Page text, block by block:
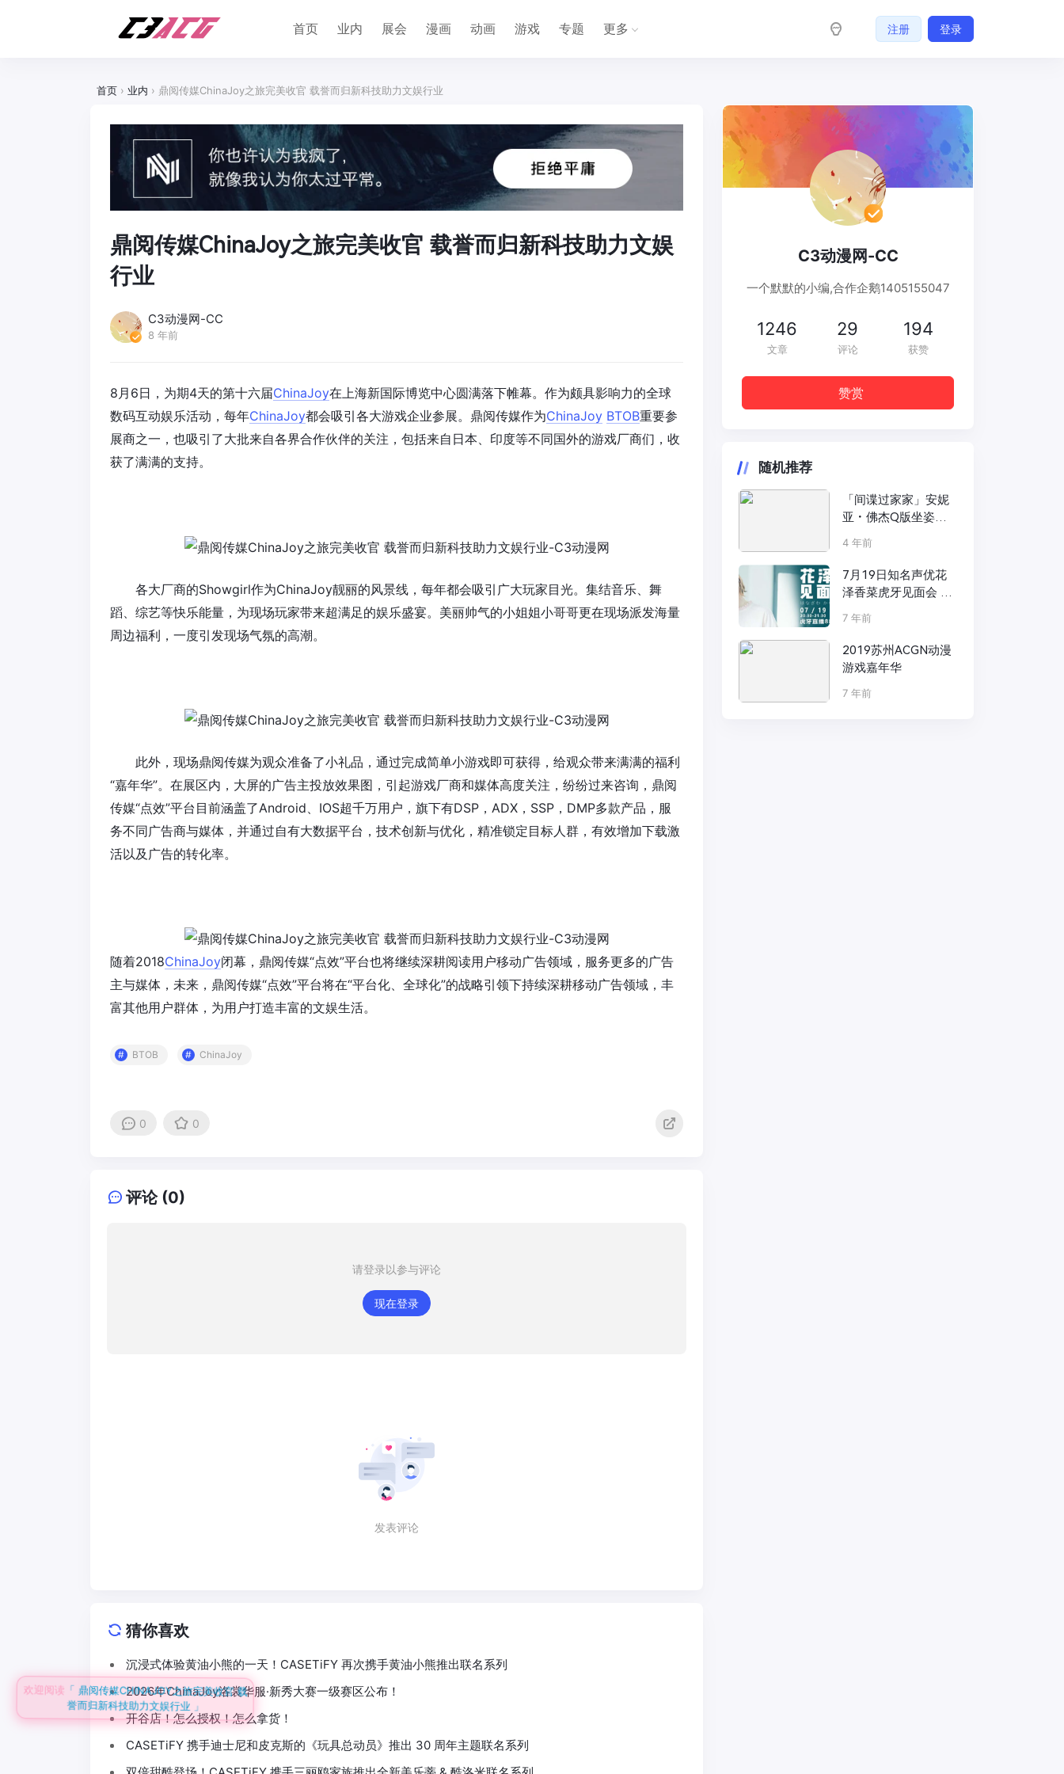
首页 业内 展会 漫画 动画 游戏 专题 更多 注册 登录
首页 › 业内 › 鼎阅传媒ChinaJoy之旅完美收官 载誉而归新科技助力文娱行业
鼎阅传媒ChinaJoy之旅完美收官 载誉而归新科技助力文娱
行业
C3动漫网-CC
8 年前
8月6日，为期4天的第十六届ChinaJoy在上海新国际博览中心圆满落下帷幕。作为颇具影响力的全球
数码互动娱乐活动，每年ChinaJoy都会吸引各大游戏企业参展。鼎阅传媒作为ChinaJoy BTOB重要参
展商之一，也吸引了大批来自各界合作伙伴的关注，包括来自日本、印度等不同国外的游戏厂商们，收
获了满满的支持。
各大厂商的Showgirl作为ChinaJoy靓丽的风景线，每年都会吸引广大玩家目光。集结音乐、舞
蹈、综艺等快乐能量，为现场玩家带来超满足的娱乐盛宴。美丽帅气的小姐姐小哥哥更在现场派发海量
周边福利，一度引发现场气氛的高潮。
此外，现场鼎阅传媒为观众准备了小礼品，通过完成简单小游戏即可获得，给观众带来满满的福利
“嘉年华”。在展区内，大屏的广告主投放效果图，引起游戏厂商和媒体高度关注，纷纷过来咨询，鼎阅
传媒“点效”平台目前涵盖了Android、IOS超千万用户，旗下有DSP，ADX，SSP，DMP多款产品，服
务不同广告商与媒体，并通过自有大数据平台，技术创新与优化，精准锁定目标人群，有效增加下载激
活以及广告的转化率。
随着2018ChinaJoy闭幕，鼎阅传媒“点效”平台也将继续深耕阅读用户移动广告领域，服务更多的广告
主与媒体，未来，鼎阅传媒“点效”平台将在“平台化、全球化”的战略引领下持续深耕移动广告领域，丰
富其他用户群体，为用户打造丰富的文娱生活。
BTOB ChinaJoy
0 0
评论 (0)
请登录以参与评论
现在登录
发表评论
猜你喜欢
沉浸式体验黄油小熊的一天！CASETiFY 再次携手黄油小熊推出联名系列
2026年ChinaJoy洛裳华服·新秀大赛一级赛区公布！
开谷店！怎么授权！怎么拿货！
CASETiFY 携手迪士尼和皮克斯的《玩具总动员》推出 30 周年主题联名系列
C3动漫网-CC
一个默默的小编,合作企鹅1405155047
1246
文章
29
评论
194
获赞
赞赏
随机推荐
「间谍过家家」安妮
亚・佛杰Q版坐姿手
办登场
4 年前
7月19日知名声优花
泽香菜虎牙见面会 零
距离了解你的女神！
7 年前
2019苏州ACGN动漫
游戏嘉年华
7 年前
欢迎阅读 「 鼎阅传媒CHINAJOY之旅完美收官 载
誉而归新科技助力文娱行业 」